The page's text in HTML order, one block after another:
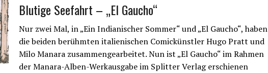
Blutige Seefahrt – „El Gaucho“
Nur zwei Mal, in „Ein Indianischer Sommer“ und „El Gaucho“, haben
die beiden berühmten italienischen Comickünstler Hugo Pratt und
Milo Manara zusammengearbeitet. Nun ist „El Gaucho“ im Rahmen
der Manara-Alben-Werkausgabe im Splitter Verlag erschienen